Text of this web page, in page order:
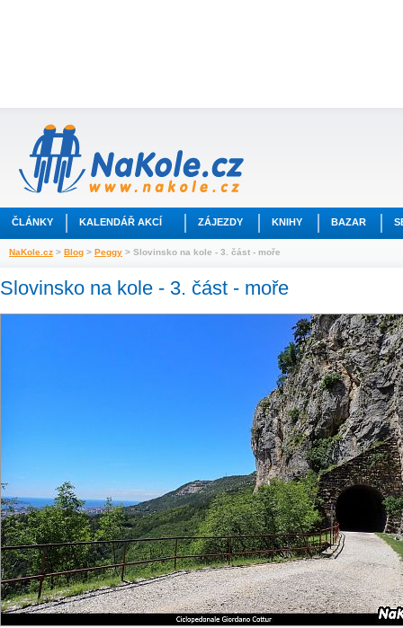
ČLÁNKY KALENDÁŘ AKCÍ ZÁJEZDY KNIHY BAZAR
NaKole.cz > Blog > Peggy > Slovinsko na kole - 3. část - moře
Slovinsko na kole - 3. část - moře